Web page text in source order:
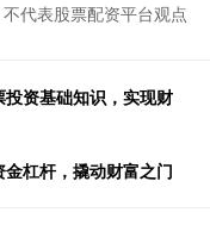
代表股票配资平台观点
资基础知识，实现财
杠杆，撬动财富之门